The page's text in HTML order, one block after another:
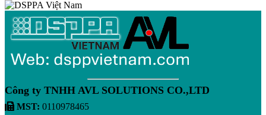
Công ty TNHH AVL SOLUTIONS CO.,LTD
MST: 0110978465